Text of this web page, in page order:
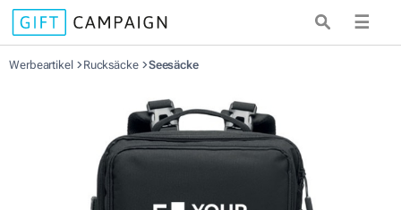
☰
Werbeartikel Rucksäcke Seesäcke